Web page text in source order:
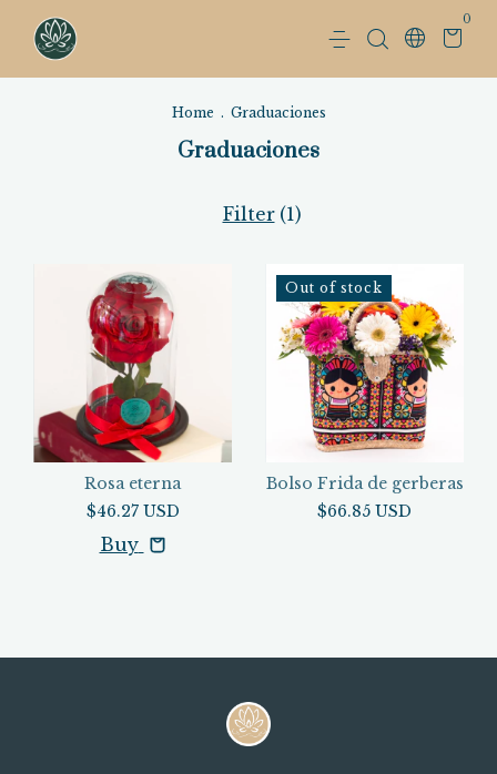
0
Home . Graduaciones
Graduaciones
Filter (1)
Rosa eterna
$46.27 USD
Buy
Out of stock
Bolso Frida de gerberas
$66.85 USD